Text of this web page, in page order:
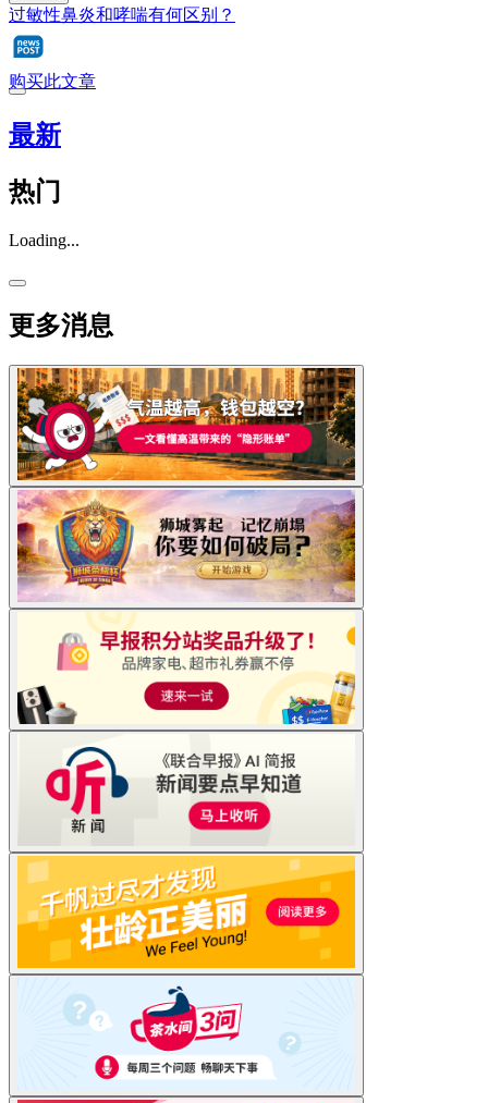
过敏性鼻炎和哮喘有何区别？
购买此文章
最新
热门
Loading...
更多消息